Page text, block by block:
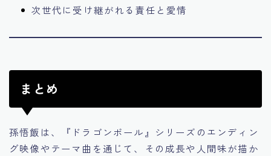
次世代に受け継がれる責任と愛情
まとめ
孫悟飯は、『ドラゴンボール』シリーズのエンディン
グ映像やテーマ曲を通じて、その成長や人間味が描か